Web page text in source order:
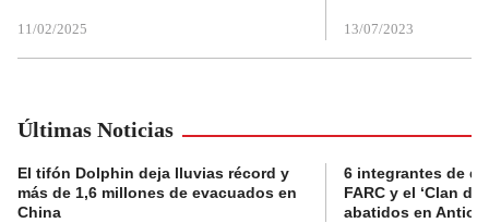
11/02/2025 13/07/2023
Últimas Noticias
El tifón Dolphin deja lluvias récord y
más de 1,6 millones de evacuados en
China
6 integrantes de
FARC y el ‘Clan
abatidos en